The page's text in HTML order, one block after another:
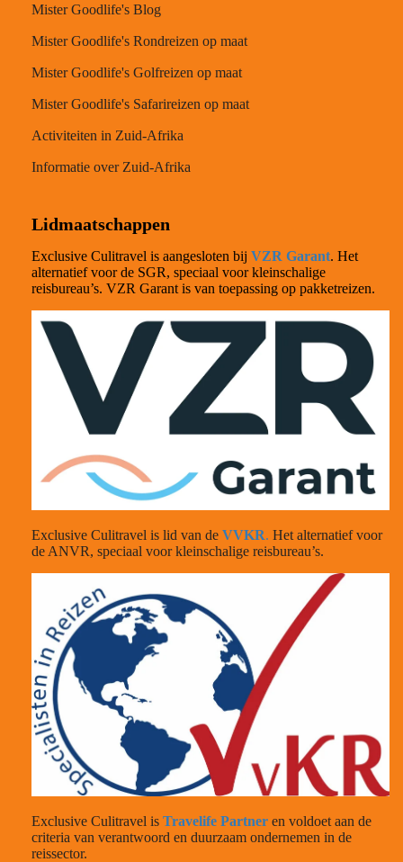
Mister Goodlife's Blog
Mister Goodlife's Rondreizen op maat
Mister Goodlife's Golfreizen op maat
Mister Goodlife's Safarireizen op maat
Activiteiten in Zuid-Afrika
Informatie over Zuid-Afrika
Lidmaatschappen
Exclusive Culitravel is aangesloten bij VZR Garant. Het
alternatief voor de SGR, speciaal voor kleinschalige
reisbureau’s. VZR Garant is van toepassing op pakketreizen.
Exclusive Culitravel is lid van de VVKR. Het alternatief voor
de ANVR, speciaal voor kleinschalige reisbureau’s.
Exclusive Culitravel is Travelife Partner en voldoet aan de
criteria van verantwoord en duurzaam ondernemen in de
reissector.